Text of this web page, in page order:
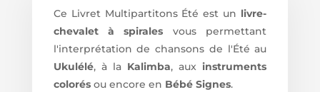
Ce Livret Multipartitons Été est un livre-
chevalet à spirales vous permettant
l'interprétation de chansons de l'Été au
Ukulélé, à la Kalimba, auxinstruments
colorésou encore en Bébé Signes.